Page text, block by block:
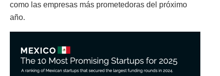
como las empresas más prometedoras del próximo
año.